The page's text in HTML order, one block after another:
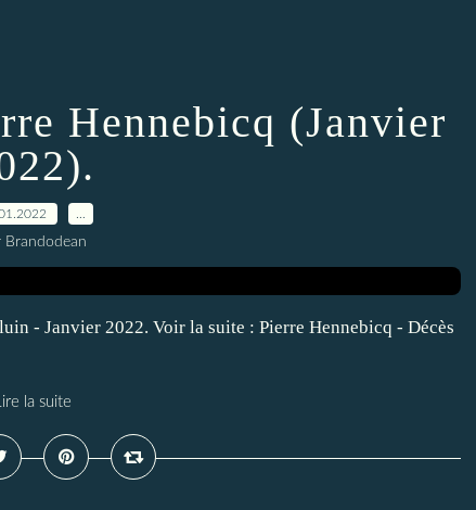
Hennebicq (Janvier
Brandodean
- Janvier 2022. Voir la suite : Pierre Hennebicq - Décès
la suite